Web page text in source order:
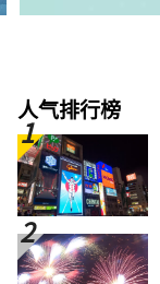
人气排行榜